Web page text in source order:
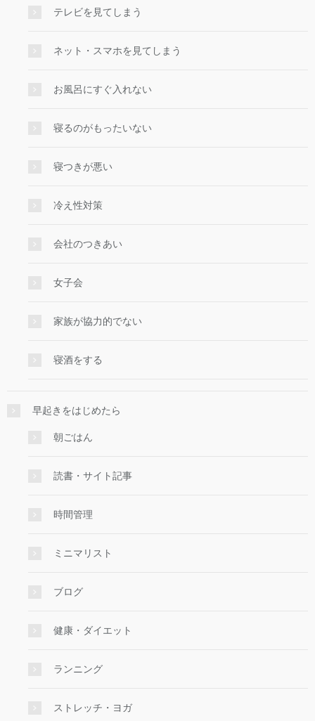
テレビを見てしまう
ネット・スマホを見てしまう
お風呂にすぐ入れない
寝るのがもったいない
寝つきが悪い
冷え性対策
会社のつきあい
女子会
家族が協力的でない
寝酒をする
早起きをはじめたら
朝ごはん
読書・サイト記事
時間管理
ミニマリスト
ブログ
健康・ダイエット
ランニング
ストレッチ・ヨガ